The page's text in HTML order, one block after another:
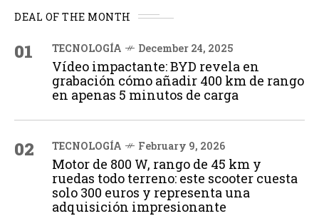
DEAL OF THE MONTH
01 TECNOLOGÍA December 24, 2025
Vídeo impactante: BYD revela en
grabación cómo añadir 400 km de rango
en apenas 5 minutos de carga
02 TECNOLOGÍA February 9, 2026
Motor de 800 W, rango de 45 km y
ruedas todo terreno: este scooter cuesta
solo 300 euros y representa una
adquisición impresionante